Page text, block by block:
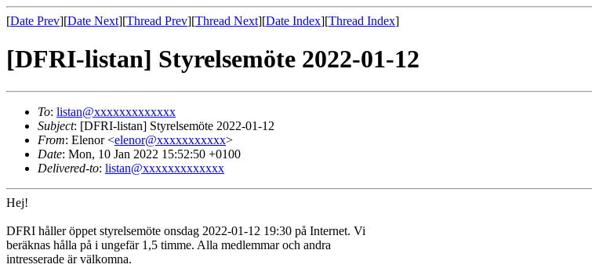
[Date Prev][Date Next][Thread Prev][Thread Next][Date Index][Thread Index]
[DFRI-listan] Styrelsemöte 2022-01-12
To: listan@xxxxxxxxxxxxx
Subject: [DFRI-listan] Styrelsemöte 2022-01-12
From: Elenor <elenor@xxxxxxxxxxx>
Date: Mon, 10 Jan 2022 15:52:50 +0100
Delivered-to: listan@xxxxxxxxxxxxx
Hej!
DFRI håller öppet styrelsemöte onsdag 2022-01-12 19:30 på Internet. Vi
beräknas hålla på i ungefär 1,5 timme. Alla medlemmar och andra
intresserade är välkomna.